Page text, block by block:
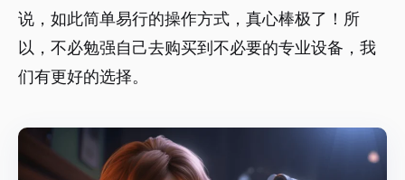
说，如此简单易行的操作方式，真心棒极了！所
以，不必勉强自己去购买到不必要的专业设备，我
们有更好的选择。